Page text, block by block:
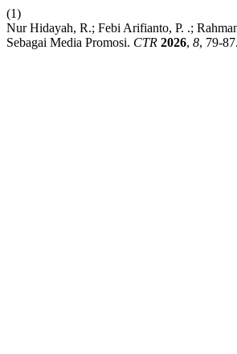
(1)
Nur Hidayah, R.; Febi Arifianto, P. .;
Sebagai Media Promosi. CTR 2026, 8, 79-87.